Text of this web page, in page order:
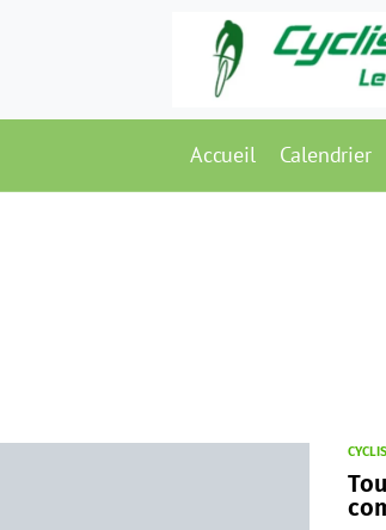
Accueil Calendrier